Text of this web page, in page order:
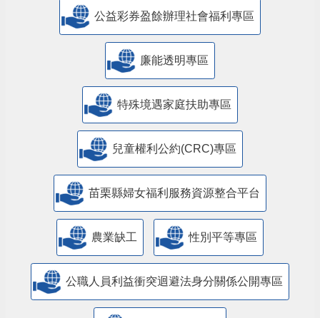
公益彩券盈餘辦理社會福利專區
廉能透明專區
特殊境遇家庭扶助專區
兒童權利公約(CRC)專區
苗栗縣婦女福利服務資源整合平台
農業缺工 性別平等專區
公職人員利益衝突迴避法身分關係公開專區